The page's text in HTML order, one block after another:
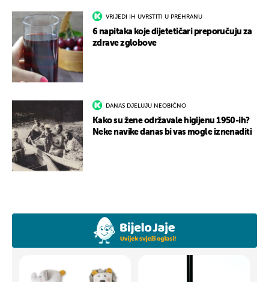
VRIJEDI IH UVRSTITI U PREHRANU
6 napitaka koje dijetetičari preporučuju za
zdrave zglobove
DANAS DJELUJU NEOBIČNO
Kako su žene održavale higijenu 1950-ih?
Neke navike danas bi vas mogle iznenaditi